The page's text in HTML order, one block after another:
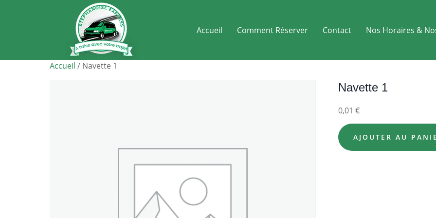
Accueil Comment Réserver Contact Nos Horaires &
Accueil / Navette 1
Navette 1
0,01 €
AJOUTER AU